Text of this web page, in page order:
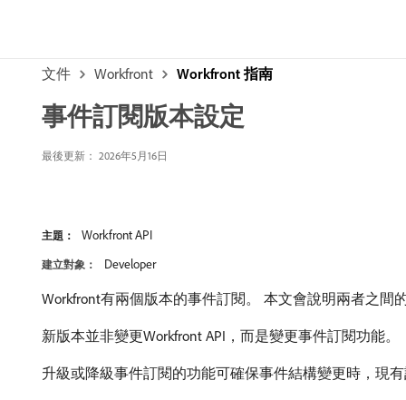
文件 Workfront Workfront 指南
事件訂閱版本設定
最後更新： 2026年5月16日
主題： Workfront API
建立對象： Developer
Workfront有兩個版本的事件訂閱。 本文會說明兩者之間
新版本並非變更Workfront API，而是變更事件訂閱功能。
升級或降級事件訂閱的功能可確保事件結構變更時，現